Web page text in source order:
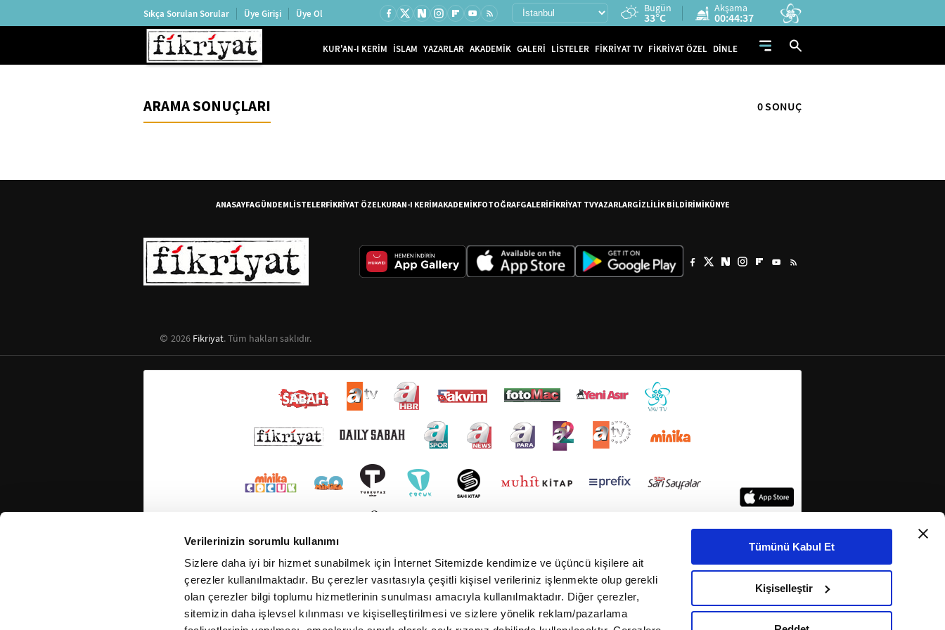
Verilerinizin sorumlu kullanımı
Sizlere daha iyi bir hizmet sunabilmek için İnternet Sitemizde kendimize ve üçüncü kişilere ait
çerezler kullanılmaktadır. Bu çerezler vasıtasıyla çeşitli kişisel verileriniz işlenmekte olup gerekli
olan çerezler bilgi toplumu hizmetlerinin sunulması amacıyla kullanılmaktadır. Diğer çerezler,
sitemizin daha işlevsel kılınması ve kişiselleştirilmesi ve sizlere yönelik reklam/pazarlama
Tümünü Kabul Et
Kişiselleştir
Sıkça Sorulan Sorular Üye Girişi Üye Ol Bugün
33°C
Akşama
00:44:37
KUR'AN-I KERİM İSLAM YAZARLAR AKADEMİK GALERİ LİSTELER FİKRİYAT TV FİKRİYAT ÖZEL DİNLE
ARAMA SONUÇLARI 0 SONUÇ
ANASAYFAGÜNDEMLİSTELERFİKRİYAT ÖZELKURAN-I KERİMAKADEMİKFOTOĞRAFGALERİFİKRİYAT TVYAZARLARGİZLİLİK BİLDİRİMİKÜNYE
2026 Fikriyat. Tüm hakları saklıdır.